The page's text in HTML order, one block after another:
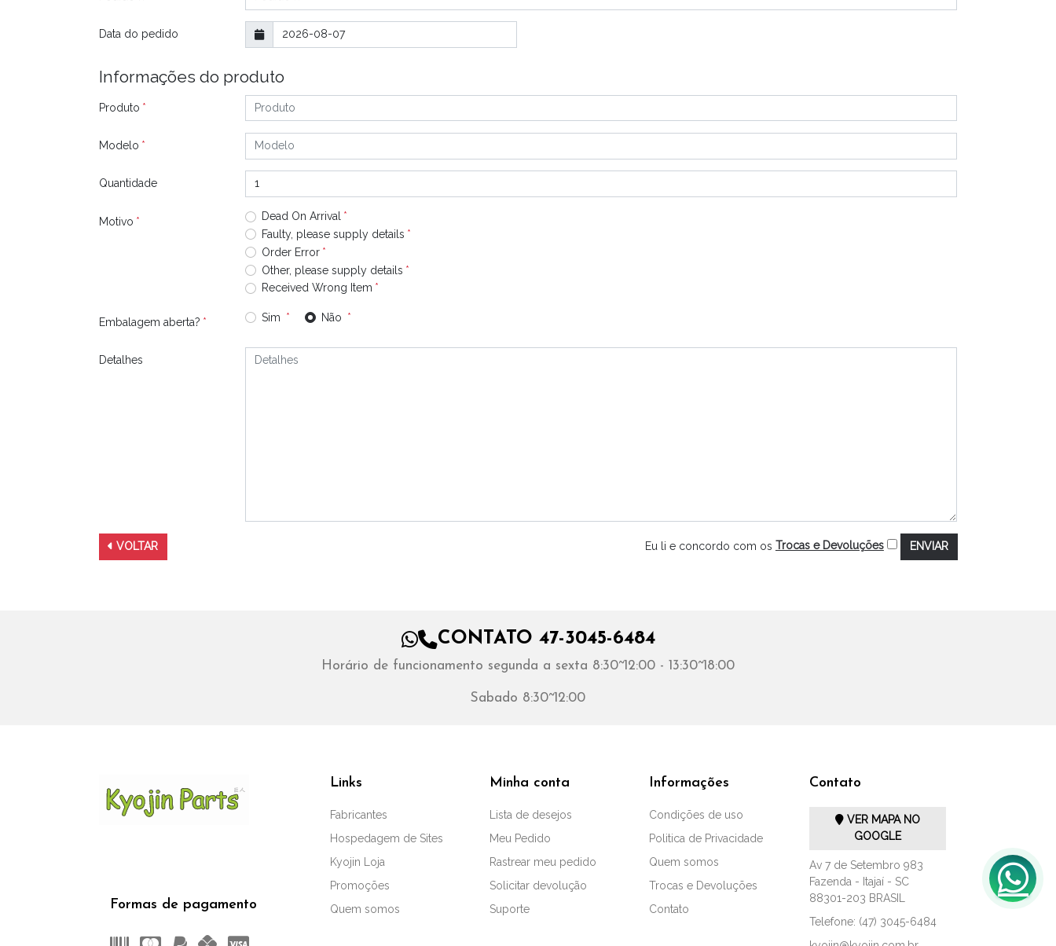
Data do pedido
Informações do produto
Produto
Modelo
Quantidade
Motivo
Dead On Arrival
Faulty, please supply details
Order Error
Other, please supply details
Received Wrong Item
Embalagem aberta? Sim Não
Detalhes
VOLTAR Eu li e concordo com os Trocas e Devoluções
CONTATO 47-3045-6484
Horário de funcionamento segunda a sexta 8:30~12:00 - 13:30~18:00
Sabado 8:30~12:00
Formas de pagamento
Links
Fabricantes
Hospedagem de Sites
Kyojin Loja
Promoções
Quem somos
Minha conta
Lista de desejos
Meu Pedido
Rastrear meu pedido
Solicitar devolução
Suporte
Informações
Condições de uso
Politica de Privacidade
Quem somos
Trocas e Devoluções
Contato
Contato
VER MAPA NO
GOOGLE
Av 7 de Setembro 983
Fazenda - Itajaí - SC
88301-203 BRASIL
Telefone: (47) 3045-6484